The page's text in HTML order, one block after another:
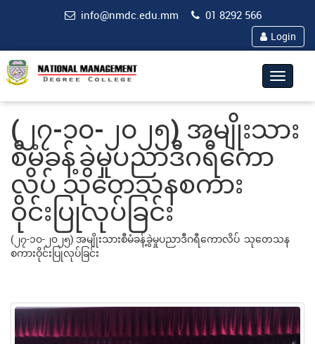
info@nmdc.edu.mm 01 8292 566
Login
Toggle
(၂၇-၁၀-၂၀၂၅) အမျိုးသား
စီမံခန့်ခွဲမှုပညာဒီဂရီကော
လိပ် သုတေသနစကား
ဝိုင်းပြုလုပ်ခြင်း
(၂၇-၁၀-၂၀၂၅) အမျိုးသားစီမံခန့်ခွဲမှုပညာဒီဂရီကောလိပ် သုတေသန
စကားဝိုင်းပြုလုပ်ခြင်း